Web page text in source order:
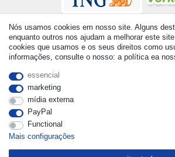
reserved. Prices incl. VAT. 19% VAT Basic prices
| * Applies to deliveries to the UK!
Nós usamos cookies em nosso site. Alguns
enquanto outros nos ajudam a melhorar este
cookies que usamos e os seus direitos como
informações, consulte o nosso: a política ea
essencial
marketing
mídia externa
PayPal
Functional
Mais configurações